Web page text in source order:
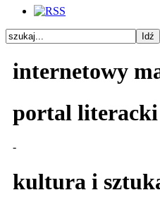
internetowy
portal literacki
-
kultura i